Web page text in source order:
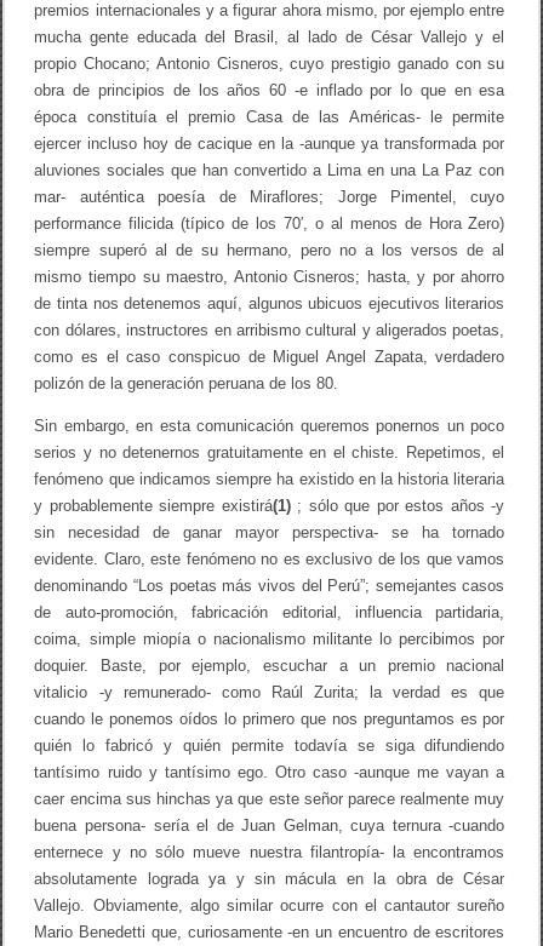
premios internacionales y a figurar ahora mismo, por ejemplo entre
mucha gente educada del Brasil, al lado de César Vallejo y el
propio Chocano; Antonio Cisneros, cuyo prestigio ganado con su
obra de principios de los años 60 -e inflado por lo que en esa
época constituía el premio Casa de las Américas- le permite
ejercer incluso hoy de cacique en la -aunque ya transformada por
aluviones sociales que han convertido a Lima en una La Paz con
mar- auténtica poesía de Miraflores; Jorge Pimentel, cuyo
performance filicida (típico de los 70′, o al menos de Hora Zero)
siempre superó al de su hermano, pero no a los versos de al
mismo tiempo su maestro, Antonio Cisneros; hasta, y por ahorro
de tinta nos detenemos aquí, algunos ubicuos ejecutivos literarios
con dólares, instructores en arribismo cultural y aligerados poetas,
como es el caso conspicuo de Miguel Angel Zapata, verdadero
polizón de la generación peruana de los 80.
Sin embargo, en esta comunicación queremos ponernos un poco
serios y no detenernos gratuitamente en el chiste. Repetimos, el
fenómeno que indicamos siempre ha existido en la historia literaria
y probablemente siempre existirá(1); sólo que por estos años -y
sin necesidad de ganar mayor perspectiva- se ha tornado
evidente. Claro, este fenómeno no es exclusivo de los que vamos
denominando “Los poetas más vivos del Perú”; semejantes casos
de auto-promoción, fabricación editorial, influencia partidaria,
coima, simple miopía o nacionalismo militante lo percibimos por
doquier. Baste, por ejemplo, escuchar a un premio nacional
vitalicio -y remunerado- como Raúl Zurita; la verdad es que
cuando le ponemos oídos lo primero que nos preguntamos es por
quién lo fabricó y quién permite todavía se siga difundiendo
tantísimo ruido y tantísimo ego. Otro caso -aunque me vayan a
caer encima sus hinchas ya que este señor parece realmente muy
buena persona- sería el de Juan Gelman, cuya ternura -cuando
enternece y no sólo mueve nuestra filantropía- la encontramos
absolutamente lograda ya y sin mácula en la obra de César
Vallejo. Obviamente, algo similar ocurre con el cantautor sureño
Mario Benedetti que, curiosamente -en un encuentro de escritores